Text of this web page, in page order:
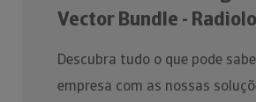
Vector Bundle -
Descubra tudo o que pode
empresa com as nossas